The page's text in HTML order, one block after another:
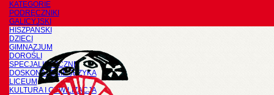
KATEGORIE
PODRĘCZNIKI
GALICYJSKI
HISZPAŃSKI
DZIECI
GIMNAZJUM
DOROŚLI
SPECJALISTYCZNE
DOSKONALENIE JĘZYKA
LICEUM
KULTURA I CYWILIZACJA